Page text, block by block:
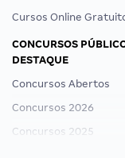
Cursos Online
CONCURSOS
DESTAQUE
Concursos Abertos
Concursos 2026
Concursos 2025